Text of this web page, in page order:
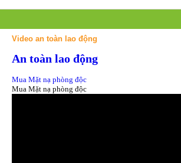
Video an toàn lao động
An toàn lao động
Mua Mặt nạ phòng độc
Mua Mặt nạ phòng độc